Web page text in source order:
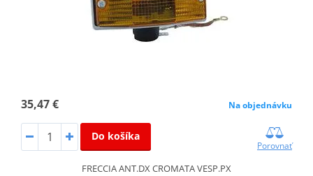
35,47 € Na objednávku
Do košíka
Porovnať
FRECCIA ANT.DX CROMATA VESP.PX